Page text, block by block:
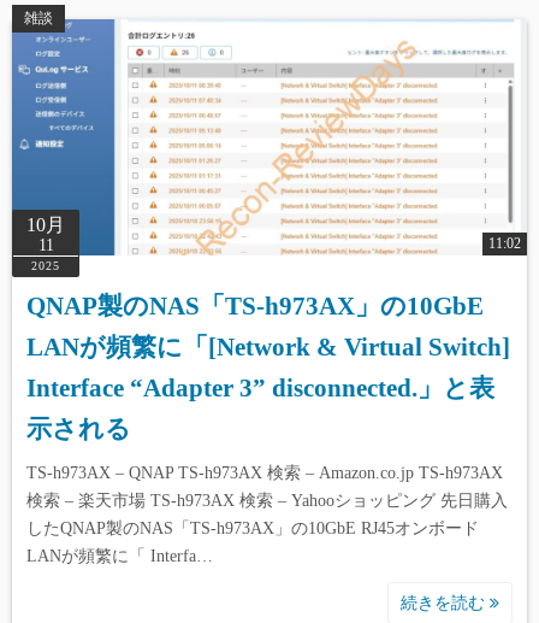
雑談
10月
11
2025
11:02
QNAP製のNAS「TS-h973AX」の10GbE
LANが頻繁に「[Network & Virtual Switch]
Interface “Adapter 3” disconnected.」と表
示される
TS-h973AX – QNAP TS-h973AX 検索 – Amazon.co.jp TS-h973AX
検索 – 楽天市場 TS-h973AX 検索 – Yahooショッピング 先日購入
したQNAP製のNAS「TS-h973AX」の10GbE RJ45オンボード
LANが頻繁に「 Interfa…
続きを読む